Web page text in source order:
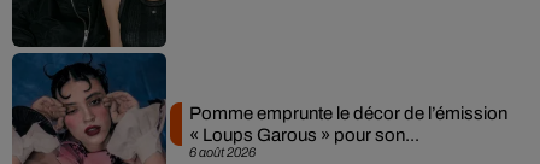
6 août 2026
Pomme emprunte le décor de l’émission
« Loups Garous » pour son...